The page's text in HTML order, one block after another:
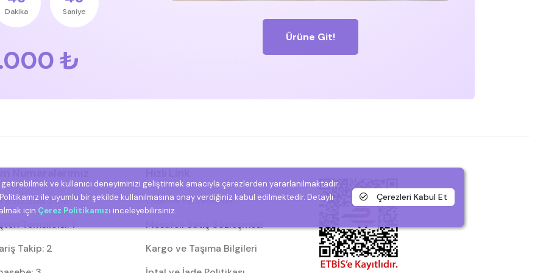
Dakika Saniye
₺
Ürüne Git!
850 308 2818
Temsilcisi: 1
Takip: 2
Ödeme ve Teslimat
Mesafeli Satış Sözleşmesi
Kargo ve Taşıma Bilgileri
getirebilmek ve kullanıcı deneyiminizi geliştirmek amacıyla çerezlerden yararlanılmaktadır.
ile uyumlu bir şekilde kullanılmasına onay verdiğiniz kabul edilmektedir. Detaylı
için Çerez Politikamızı inceleyebilirsiniz.
Çerezleri Kabul Et